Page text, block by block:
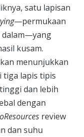
satu lapisan
—permukaan
dalam—yang
kusam.
menunjukkan
tiga lapis tipis
dan lebih
dengan
review
dan suhu